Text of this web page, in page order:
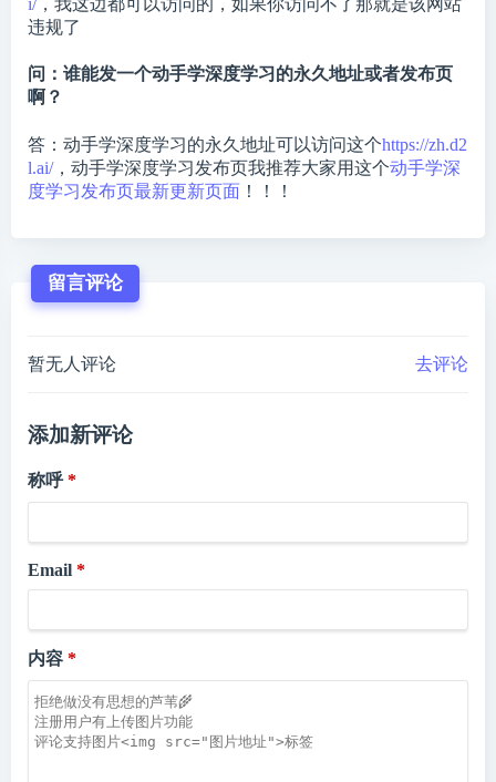
i/，我这边都可以访问的，如果你访问不了那就是该网站
违规了
问：谁能发一个动手学深度学习的永久地址或者发布页
啊？
答：动手学深度学习的永久地址可以访问这个https://zh.d2
l.ai/，动手学深度学习发布页我推荐大家用这个动手学深
度学习发布页最新更新页面 ！！！
留言评论
暂无人评论 去评论
添加新评论
称呼
Email
内容